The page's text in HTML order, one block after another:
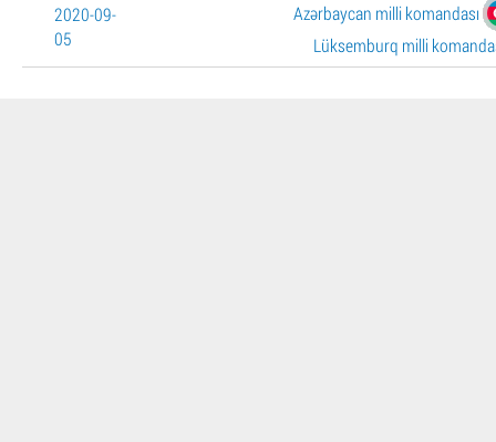
2020-09-
05
Azərbaycan milli komandası
Lüksemburq milli